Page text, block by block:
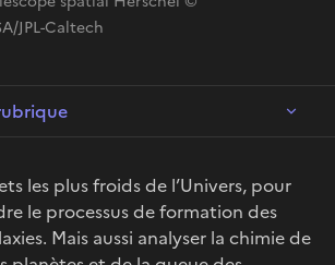
JPL-Caltech
les plus froids de l’Univers, pour
le processus de formation des
Mais aussi analyser la chimie de